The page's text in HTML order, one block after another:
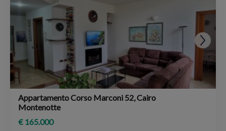
Appartamento Corso Marconi 52, Cairo
Montenotte
€ 165.000